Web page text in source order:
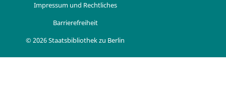
Impressum und Rechtliches
Barrierefreiheit
© 2026 Staatsbibliothek zu Berlin